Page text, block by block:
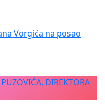
Vorgića na posao
DIREKTORA